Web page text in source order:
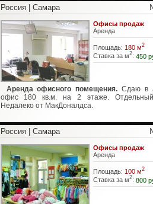
Россия | Самара
Офисы продаж
Аренда
Площадь: 180 м2
Ставка за м2: 450
Аренда офисного помещения. Сдаю в
офис 180 кв.м. на 2 этаже.
Недалеко от МакДоналдса.
Россия | Самара
Офисы продаж
Аренда
Площадь: 100 м2
Ставка за м2: 800